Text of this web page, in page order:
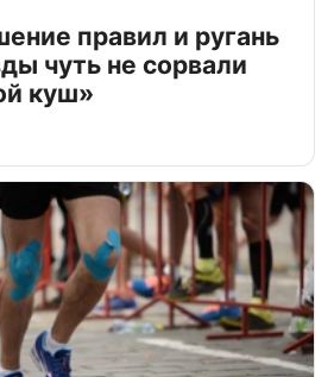
правил и ругань
чуть не сорвали
куш»